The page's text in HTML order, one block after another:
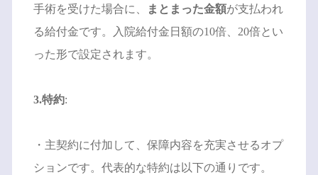
手術を受けた場合に、 まとまった金額が支払われ
る給付金です。入院給付金日額の10倍、20倍とい
った形で設定されます。
3.特約:
・主契約に付加して、保障内容を充実させるオプ
ションです。代表的な特約は以下の通りです。